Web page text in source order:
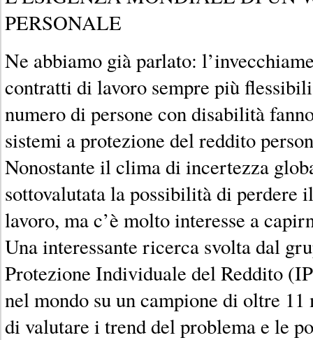
PERSONALE
Ne abbiamo già parlato:
contratti di lavoro sempre più
numero di persone con disabilità
sistemi a protezione del reddito
Nonostante il clima di incertezza
sottovalutata la possibilità di perdere
lavoro, ma c’è molto interesse a
Una interessante ricerca svolta dal
Protezione Individuale del Reddito
nel mondo su un campione di oltre 11
di valutare i trend del problema e le